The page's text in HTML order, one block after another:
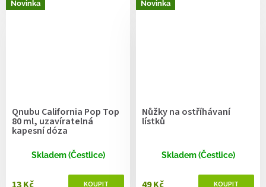
Novinka
Qnubu California Pop Top
80 ml, uzavíratelná
kapesní dóza
Skladem (Čestlice)
Novinka
Nůžky na ostříhávaní
lístků
Skladem (Čestlice)